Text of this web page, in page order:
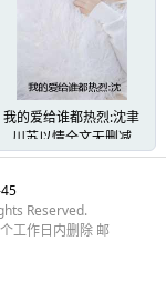
着铺满了大厅
定会是他。
我的爱给谁都热烈:沈聿
川苏以情全文无删减
Reserved.
工作日内删除 邮